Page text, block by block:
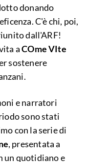
donando
C'è chi, poi,
dall'ARF!
aCOme VIte
sostenere
e narratori
sono stati
con la serie di
, presentata a
un quotidiano e